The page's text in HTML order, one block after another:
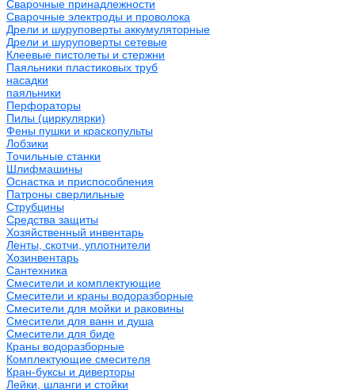
Сварочные принадлежности
Сварочные электроды и проволока
Дрели и шуруповерты аккумуляторные
Дрели и шуруповерты сетевые
Клеевые пистолеты и стержни
Паяльники пластиковых труб
насадки
паяльники
Перфораторы
Пилы (циркулярки)
Фены пушки и краскопульты
Лобзики
Точильные станки
Шлифмашины
Оснастка и приспособления
Патроны сверлильные
Струбцины
Средства защиты
Хозяйственный инвентарь
Ленты, скотчи, уплотнители
Хозинвентарь
Сантехника
Смесители и комплектующие
Смесители и краны водоразборные
Смесители для мойки и раковины
Смесители для ванн и душа
Смесители для биде
Краны водоразборные
Комплектующие смесителя
Кран-буксы и диверторы
Лейки, шланги и стойки